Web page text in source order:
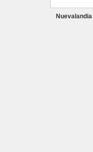
Nuevalandia